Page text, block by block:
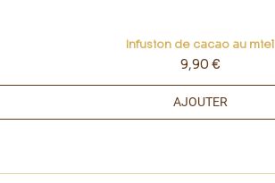
Infusion de cacao au miel
Prix
9,90 €
AJOUTER